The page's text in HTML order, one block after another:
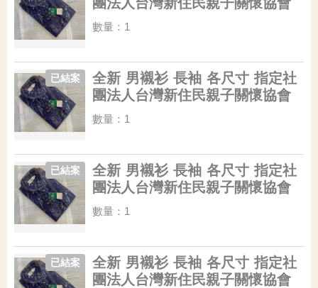
數量：1
全新 男襯衫 長袖 各尺寸 指定社
團法人台灣新住民親子關懷協會
已結案
數量：1
全新 男襯衫 長袖 各尺寸 指定社
團法人台灣新住民親子關懷協會
已結案
數量：1
全新 男襯衫 長袖 各尺寸 指定社
團法人台灣新住民親子關懷協會
已結案